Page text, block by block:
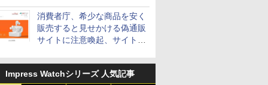
消費者庁、希少な商品を安く
販売すると見せかける偽通販
サイトに注意喚起、サイト名
Impress Watchシリーズ 人気記事